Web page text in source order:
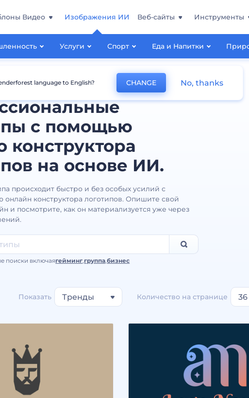
Видео Изображения ИИ
Услуги Спорт Еда и Напитки
Веб-сайты Инструменты
с помощью
конструктора
на основе ИИ.
происходит быстро и без особых усилий с
конструктора логотипов. Опишите свой
и посмотрите, как он материализуется уже через
поиски включаягейминг,группа,бизнес
Показать Тренды Количество на странице 36
language to English? CHANGE No, thanks